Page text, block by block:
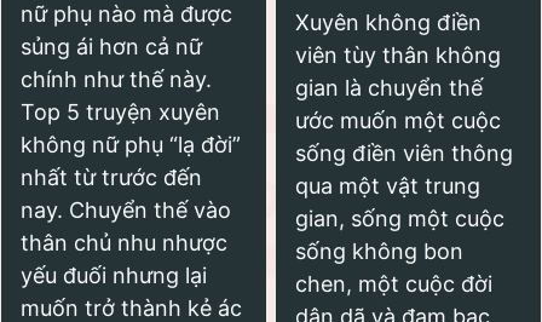
nữ phụ nào mà được
sủng ái hơn cả nữ
chính như thế này.
Top 5 truyện xuyên
không nữ phụ “lạ đời”
nhất từ trước đến
nay. Chuyển thế vào
thân chủ nhu nhược
yếu đuối nhưng lại
muốn trở thành kẻ ác
Xuyên không điền
viên tùy thân không
gian là chuyển thế
ước muốn một cuộc
sống điền viên thông
qua một vật trung
gian, sống một cuộc
sống không bon
chen, một cuộc đời